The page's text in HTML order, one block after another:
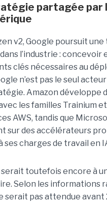
partagée par
v2, Google poursuit
l’industrie : concevoir
clés nécessaires au
n’est pas le seul
Amazon développe
les familles Trainium
AWS, tandis que
sur des accélérateurs
ses charges de travail en
toutefois encore à
Selon les informations
serait pas attendue avant